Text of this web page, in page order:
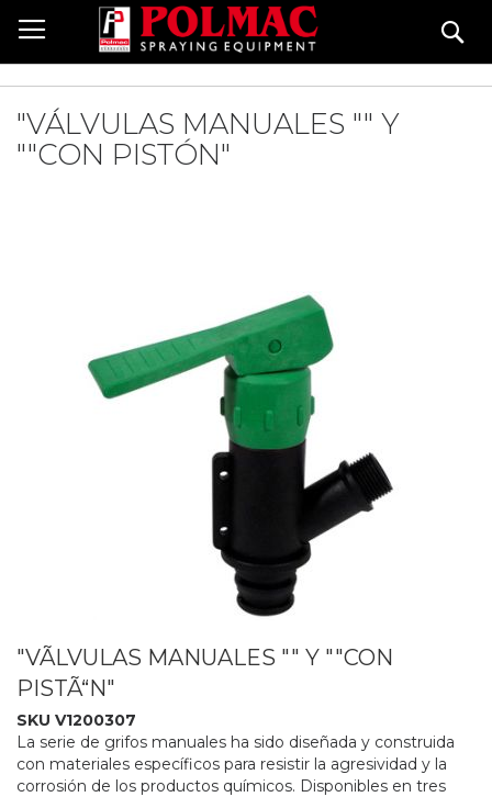
Skip
to
Content
"VÁLVULAS MANUALES "" Y
""CON PISTÓN"
"VÃLVULAS MANUALES "" Y ""CON
PISTÃ“N"
SKU V1200307
La serie de grifos manuales ha sido diseñada y construida
con materiales específicos para resistir la agresividad y la
corrosión de los productos químicos. Disponibles en tres